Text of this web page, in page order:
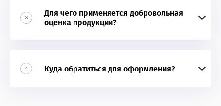
3
Для чего применяется добровольная
оценка продукции?
4 Куда обратиться для оформления?